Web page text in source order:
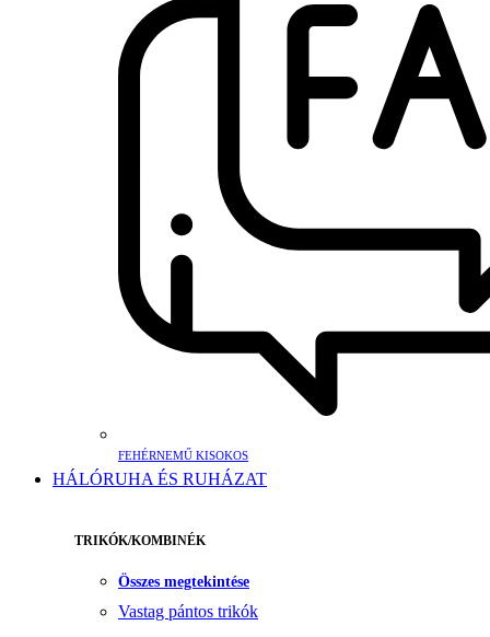
FEHÉRNEMŰ KISOKOS
HÁLÓRUHA ÉS RUHÁZAT
TRIKÓK/KOMBINÉK
Összes megtekintése
Vastag pántos trikók